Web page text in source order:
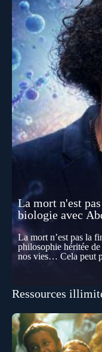
La mort n'est
biologie avec
La mort n’est pas la
philosophie héritée
nos vies… Cela peut
se construisent grâce
effacements
les échelles, la mort
comme une logique
elle transformer notre
Ressources